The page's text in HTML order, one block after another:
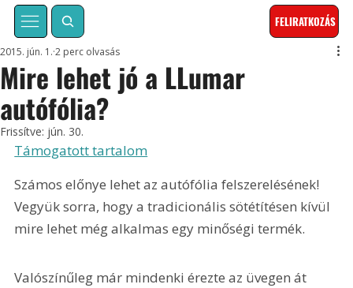
FELIRATKOZÁS
Mire lehet jó a LLumar
autófólia?
2015. jún. 1. 2 perc olvasás
Frissítve: jún. 30.
Támogatott tartalom
Számos előnye lehet az autófólia felszerelésének!
Vegyük sorra, hogy a tradicionális sötétítésen kívül
mire lehet még alkalmas egy minőségi termék.
Valószínűleg már mindenki érezte az üvegen át